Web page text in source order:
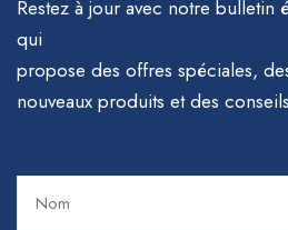
Restez à jour avec notre bulletin
qui
propose des offres spéciales,
nouveaux produits et des